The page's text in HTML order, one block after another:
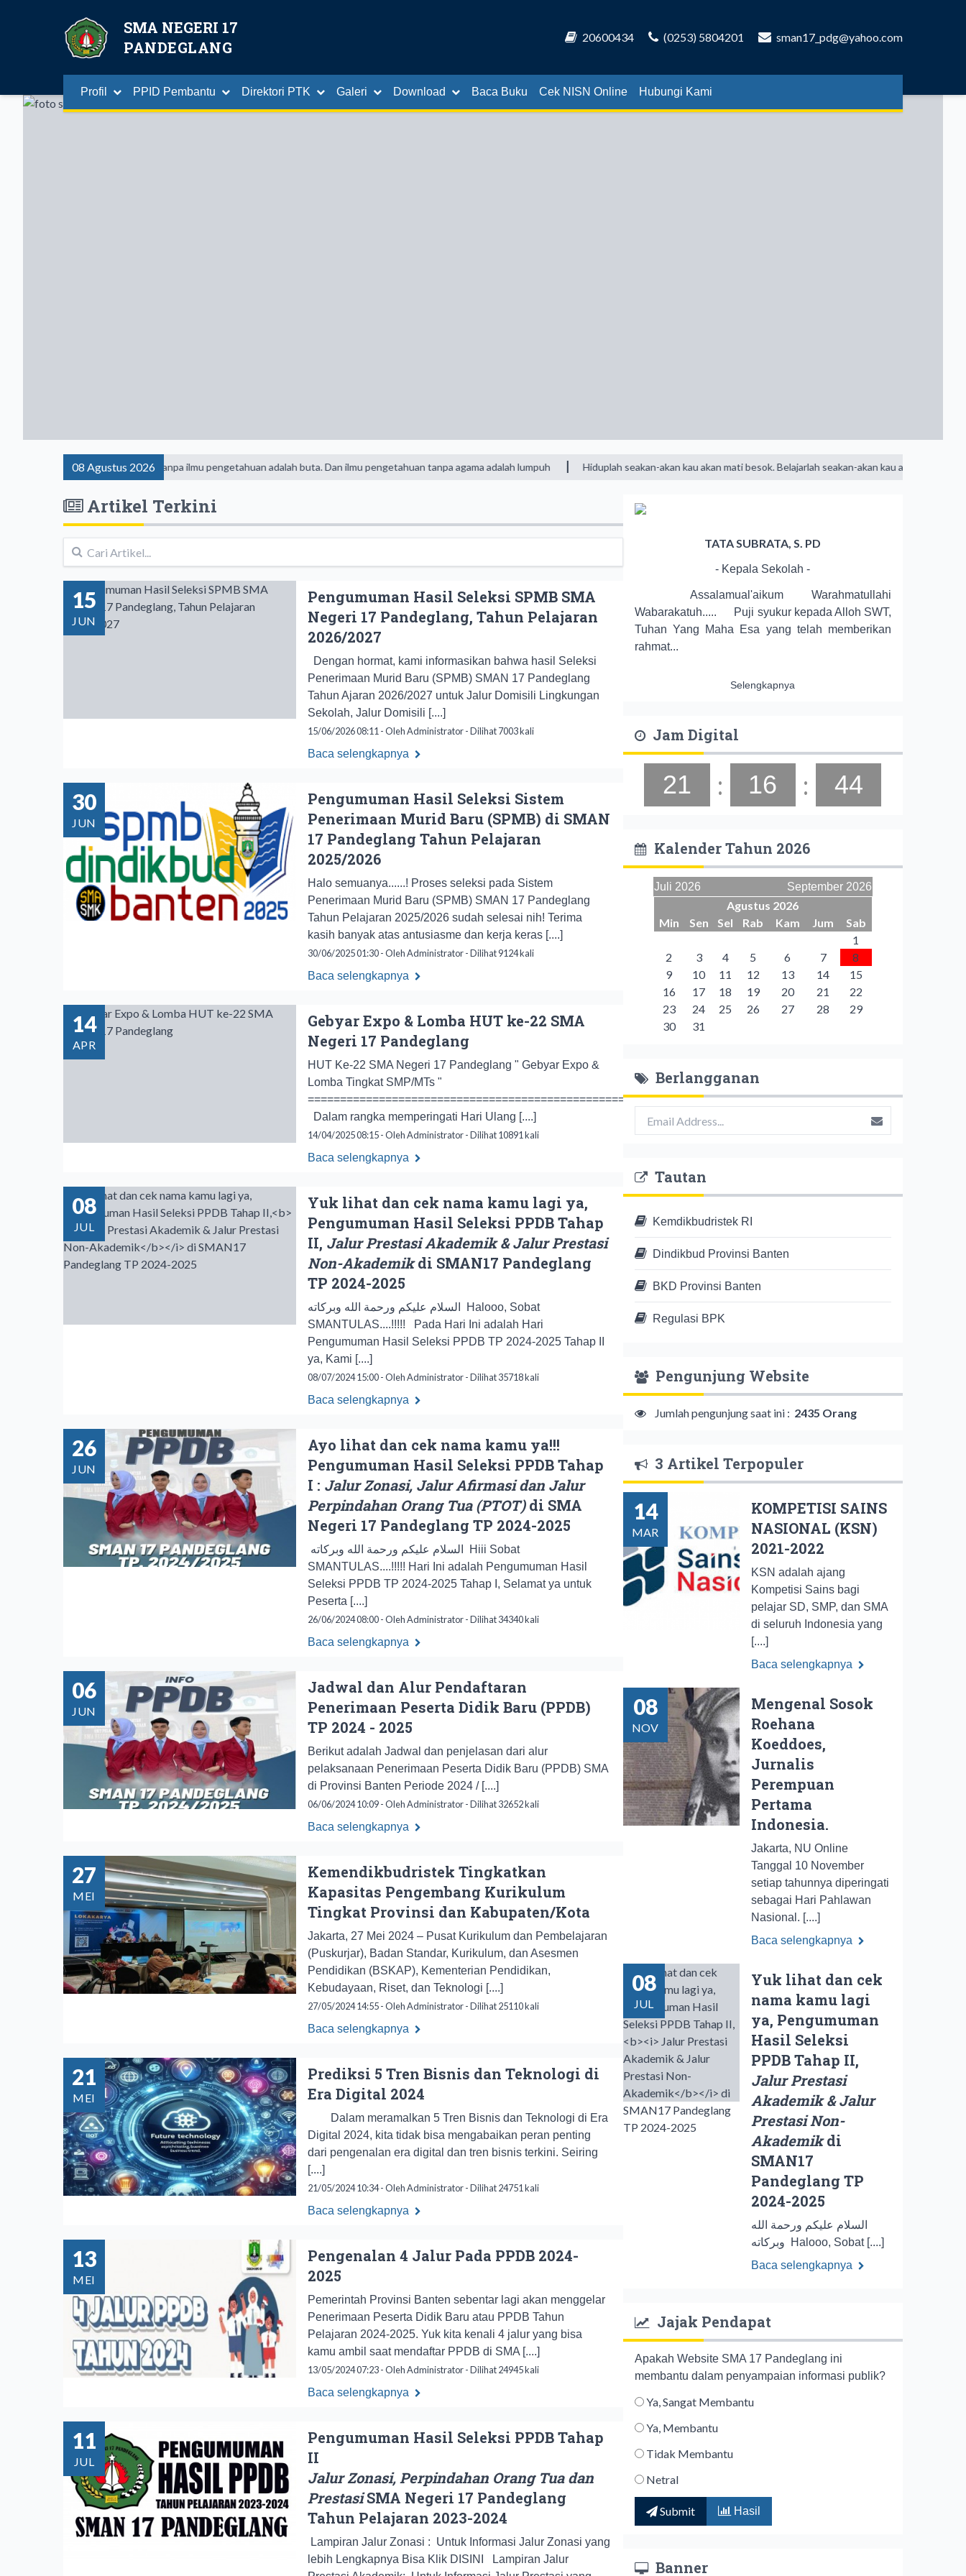
SMA NEGERI 17
PANDEGLANG
20600434 (0253) 5804201 sman17_pdg@yahoo.com
Profil PPID Pembantu Direktori PTK Galeri Download Baca Buku Cek NISN Online Hubungi Kami
08 Agustus 2026
Agama tanpa ilmu pengetahuan adalah buta. Dan ilmu pengetahuan tanpa agama adalah lumpuh Hiduplah seakan-akan kau akan mati besok. Belajarlah seakan-akan kau akan hidup selamanya
Artikel Terkini
15
JUN
Pengumuman Hasil Seleksi SPMB SMA
Negeri 17 Pandeglang, Tahun Pelajaran
2026/2027
Dengan hormat, kami informasikan bahwa hasil Seleksi
Penerimaan Murid Baru (SPMB) SMAN 17 Pandeglang
Tahun Ajaran 2026/2027 untuk Jalur Domisili Lingkungan
Sekolah, Jalur Domisili [....]
15/06/2026 08:11 - Oleh Administrator - Dilihat 7003 kali
Baca selengkapnya
30
JUN
Pengumuman Hasil Seleksi Sistem
Penerimaan Murid Baru (SPMB) di SMAN
17 Pandeglang Tahun Pelajaran
2025/2026
Halo semuanya......! Proses seleksi pada Sistem
Penerimaan Murid Baru (SPMB) SMAN 17 Pandeglang
Tahun Pelajaran 2025/2026 sudah selesai nih! Terima
kasih banyak atas antusiasme dan kerja keras [....]
30/06/2025 01:30 - Oleh Administrator - Dilihat 9124 kali
Baca selengkapnya
14
APR
Gebyar Expo & Lomba HUT ke-22 SMA
Negeri 17 Pandeglang
HUT Ke-22 SMA Negeri 17 Pandeglang " Gebyar Expo &
Lomba Tingkat SMP/MTs "
===================================================================
Dalam rangka memperingati Hari Ulang [....]
14/04/2025 08:15 - Oleh Administrator - Dilihat 10891 kali
Baca selengkapnya
08
JUL
Yuk lihat dan cek nama kamu lagi ya,
Pengumuman Hasil Seleksi PPDB Tahap
II, Jalur Prestasi Akademik & Jalur Prestasi
Non-Akademikdi SMAN17 Pandeglang
TP 2024-2025
السلام عليكم ورحمة الله وبركاته Halooo, Sobat
SMANTULAS....!!!!! Pada Hari Ini adalah Hari
Pengumuman Hasil Seleksi PPDB TP 2024-2025 Tahap II
ya, Kami [....]
08/07/2024 15:00 - Oleh Administrator - Dilihat 35718 kali
Baca selengkapnya
26
JUN
Ayo lihat dan cek nama kamu ya!!!
Pengumuman Hasil Seleksi PPDB Tahap
I : Jalur Zonasi, Jalur Afirmasi dan Jalur
Perpindahan Orang Tua (PTOT)di SMA
Negeri 17 Pandeglang TP 2024-2025
SMANTULAS....!!!!! Hari Ini adalah Pengumuman Hasil
Seleksi PPDB TP 2024-2025 Tahap I, Selamat ya untuk
Peserta [....]
26/06/2024 08:00 - Oleh Administrator - Dilihat 34340 kali
Baca selengkapnya
06
JUN
Jadwal dan Alur Pendaftaran
Penerimaan Peserta Didik Baru (PPDB)
TP 2024 - 2025
Berikut adalah Jadwal dan penjelasan dari alur
pelaksanaan Penerimaan Peserta Didik Baru (PPDB) SMA
di Provinsi Banten Periode 2024 / [....]
06/06/2024 10:09 - Oleh Administrator - Dilihat 32652 kali
Baca selengkapnya
27
MEI
Kemendikbudristek Tingkatkan
Kapasitas Pengembang Kurikulum
Tingkat Provinsi dan Kabupaten/Kota
Jakarta, 27 Mei 2024 – Pusat Kurikulum dan Pembelajaran
(Puskurjar), Badan Standar, Kurikulum, dan Asesmen
Pendidikan (BSKAP), Kementerian Pendidikan,
Kebudayaan, Riset, dan Teknologi [....]
27/05/2024 14:55 - Oleh Administrator - Dilihat 25110 kali
Baca selengkapnya
21
MEI
Prediksi 5 Tren Bisnis dan Teknologi di
Era Digital 2024
Dalam meramalkan 5 Tren Bisnis dan Teknologi di Era
Digital 2024, kita tidak bisa mengabaikan peran penting
dari pengenalan era digital dan tren bisnis terkini. Seiring
[....]
21/05/2024 10:34 - Oleh Administrator - Dilihat 24751 kali
Baca selengkapnya
13
MEI
Pengenalan 4 Jalur Pada PPDB 2024-
2025
Pemerintah Provinsi Banten sebentar lagi akan menggelar
Penerimaan Peserta Didik Baru atau PPDB Tahun
Pelajaran 2024-2025. Yuk kita kenali 4 jalur yang bisa
kamu ambil saat mendaftar PPDB di SMA [....]
13/05/2024 07:23 - Oleh Administrator - Dilihat 24945 kali
Baca selengkapnya
11
JUL
Pengumuman Hasil Seleksi PPDB Tahap
II
Jalur Zonasi, Perpindahan Orang Tua dan
PrestasiSMA Negeri 17 Pandeglang
Tahun Pelajaran 2023-2024
Lampiran Jalur Zonasi : Untuk Informasi Jalur Zonasi yang
lebih Lengkapnya Bisa Klik DISINI Lampiran Jalur
TATA SUBRATA, S. PD
- Kepala Sekolah -
Assalamual'aikum Warahmatullahi
Wabarakatuh..... Puji syukur kepada Alloh SWT,
Tuhan Yang Maha Esa yang telah memberikan
rahmat...
Selengkapnya
Jam Digital
21 : 16 : 45
Kalender Tahun 2026
Juli 2026 September 2026
Agustus 2026
Min
Sen Sel Rab Kam Jum
Sab
1
2
3 4 5 6 7
8
9
10 11 12 13 14
15
16
17 18 19 20 21
22
23
24 25 26 27 28
29
30
31
Berlangganan
Tautan
Kemdikbudristek RI
Dindikbud Provinsi Banten
BKD Provinsi Banten
Regulasi BPK
Pengunjung Website
Jumlah pengunjung saat ini : 2435 Orang
3 Artikel Terpopuler
14
MAR
KOMPETISI SAINS
NASIONAL (KSN)
2021-2022
KSN adalah ajang
Kompetisi Sains bagi
pelajar SD, SMP, dan SMA
di seluruh Indonesia yang
[....]
Baca selengkapnya
08
NOV
Mengenal Sosok
Roehana
Koeddoes,
Jurnalis
Perempuan
Pertama
Indonesia.
Jakarta, NU Online
Tanggal 10 November
setiap tahunnya diperingati
sebagai Hari Pahlawan
Nasional. [....]
Baca selengkapnya
08
JUL
Yuk lihat dan cek
nama kamu lagi
ya, Pengumuman
Hasil Seleksi
PPDB Tahap II,
Jalur Prestasi
Akademik & Jalur
Prestasi Non-
Akademikdi
SMAN17
Pandeglang TP
2024-2025
السلام عليكم ورحمة الله
وبركاته Halooo, Sobat [....]
Baca selengkapnya
Jajak Pendapat
Apakah Website SMA 17 Pandeglang ini
membantu dalam penyampaian informasi publik?
Ya, Sangat Membantu
Ya, Membantu
Tidak Membantu
Netral
Submit Hasil
Banner